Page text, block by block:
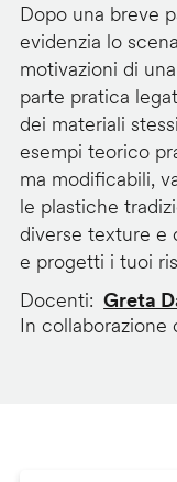
Dopo una breve
evidenzia lo
motivazioni di
parte pratica
dei materiali
esempi teorico
ma modificabili,
le plastiche
diverse texture e
e progetti i tuoi
Docenti
Greta
In collaborazione